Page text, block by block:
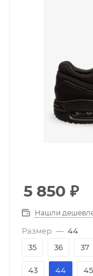
5 850 ₽
Нашли
Размер — 44
35
36 37
43 44 45